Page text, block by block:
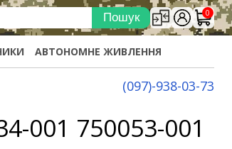
0
АВТОНОМНЕ ЖИВЛЕННЯ
(097)-938-03-73
001 750053-001